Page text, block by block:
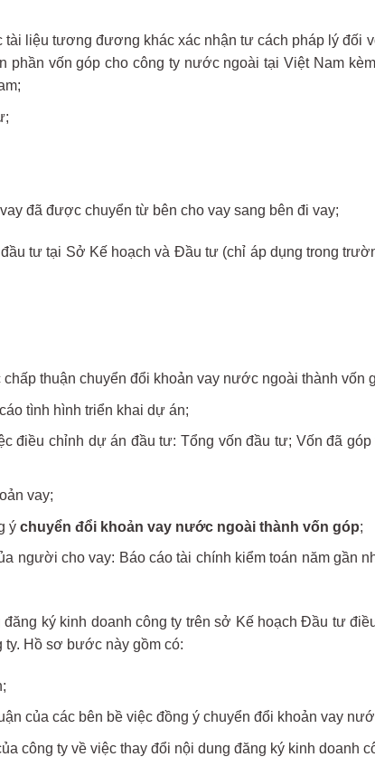
tài liệu tương đương khác xác nhận tư cách pháp lý
phần vốn góp cho công ty nước ngoài tại Việt Nam
đã được chuyển từ bên cho vay sang bên đi vay;
tư tại Sở Kế hoạch và Đầu tư (chỉ áp dụng trong
thuận chuyển đổi khoản vay nước ngoài thành vốn
tình hình triển khai dự án;
điều chỉnh dự án đầu tư: Tổng vốn đầu tư; Vốn đã
vay;
ý chuyển đổi khoản vay nước ngoài thành vốn góp;
người cho vay: Báo cáo tài chính kiểm toán năm gần
ký kinh doanh công ty trên sở Kế hoạch Đầu tư
Hồ sơ bước này gồm có:
của các bên bề việc đồng ý chuyển đổi khoản vay
công ty về việc thay đổi nội dung đăng ký kinh doanh